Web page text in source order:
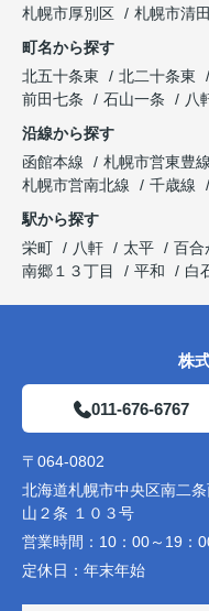
札幌市厚別区
札幌市清
町名から探す
北五十条東
北二十条東
前田七条
石山一条 八
沿線から探す
函館本線
札幌市営東豊線
札幌市営南北線
千歳線
駅から探す
栄町
八軒 太平 百合
南郷１３丁目
平和 白
株
011-676-6767
〒064-0802
北海道札幌市中央区南二
山２条 １０３号
営業時間： 10：00～19：
定休日： 年末年始